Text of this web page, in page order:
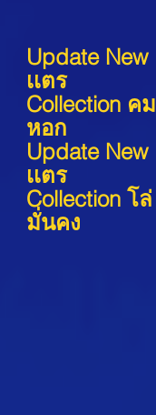
Update New
เเตร
Collection คม
หอก
Update New
เเตร
Collection โล่
มั่นคง